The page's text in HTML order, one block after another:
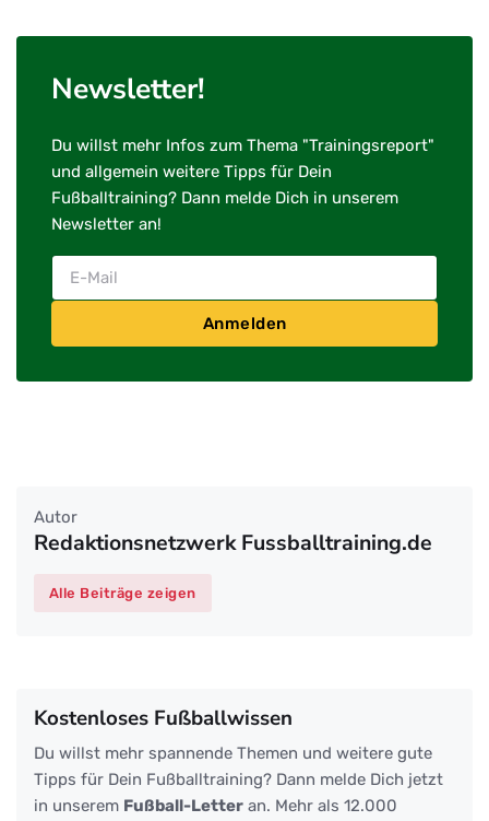
Newsletter!
Du willst mehr Infos zum Thema "Trainingsreport"
und allgemein weitere Tipps für Dein
Fußballtraining? Dann melde Dich in unserem
Newsletter an!
Anmelden
Autor
Redaktionsnetzwerk Fussballtraining.de
Alle Beiträge zeigen
Kostenloses Fußballwissen
Du willst mehr spannende Themen und weitere gute
Tipps für Dein Fußballtraining? Dann melde Dich jetzt
in unserem Fußball-Letter an. Mehr als 12.000